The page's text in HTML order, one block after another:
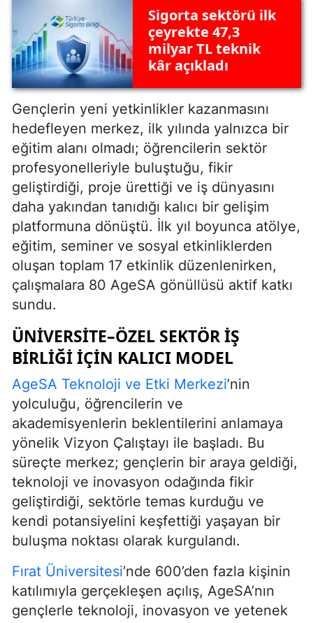
Sigorta sektörü ilk
çeyrekte 47,3
milyar TL teknik
kâr açıkladı
Gençlerin yeni yetkinlikler kazanmasını
hedefleyen merkez, ilk yılında yalnızca bir
eğitim alanı olmadı; öğrencilerin sektör
profesyonelleriyle buluştuğu, fikir
geliştirdiği, proje ürettiği ve iş dünyasını
daha yakından tanıdığı kalıcı bir gelişim
platformuna dönüştü. İlk yıl boyunca atölye,
eğitim, seminer ve sosyal etkinliklerden
oluşan toplam 17 etkinlik düzenlenirken,
çalışmalara 80 AgeSA gönüllüsü aktif katkı
sundu.
ÜNIVERSITE–ÖZEL SEKTÖR İŞ
BIRLIĞI İÇIN KALICI MODEL
AgeSA Teknoloji ve Etki Merkezi’nin
yolculuğu, öğrencilerin ve
akademisyenlerin beklentilerini anlamaya
yönelik Vizyon Çalıştayı ile başladı. Bu
süreçte merkez; gençlerin bir araya geldiği,
teknoloji ve inovasyon odağında fikir
geliştirdiği, sektörle temas kurduğu ve
kendi potansiyelini keşfettiği yaşayan bir
buluşma noktası olarak kurgulandı.
Fırat Üniversitesi’nde 600’den fazla kişinin
katılımıyla gerçekleşen açılış, AgeSA’nın
gençlerle teknoloji, inovasyon ve yetenek